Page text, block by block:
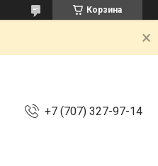
Корзина
+7 (707) 327-97-14